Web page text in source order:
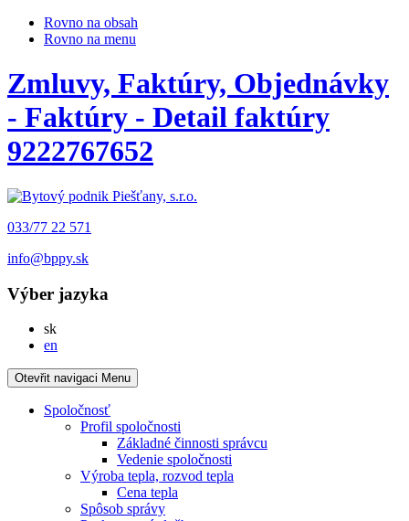
Rovno na obsah
Rovno na menu
Zmluvy, Faktúry, Objednávky
- Faktúry - Detail faktúry
9222767652
033/77 22 571
info@bppy.sk
Výber jazyka
skSlovensky
en
Otevřit navigaci Menu
Spoločnosť
Profil spoločnosti
Základné činnosti správcu
Vedenie spoločnosti
Výroba tepla, rozvod tepla
Cena tepla
Spôsob správy